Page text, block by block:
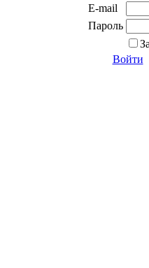
E-mail
Пароль
Войти